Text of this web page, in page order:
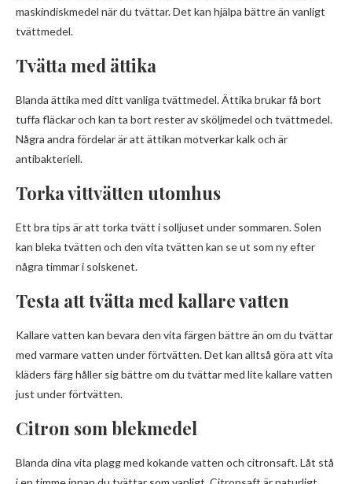
maskindiskmedel när du tvättar. Det kan hjälpa bättre än vanligt
tvättmedel.
Tvätta med ättika
Blanda ättika med ditt vanliga tvättmedel. Ättika brukar få bort
tuffa fläckar och kan ta bort rester av sköljmedel och tvättmedel.
Några andra fördelar är att ättikan motverkar kalk och är
antibakteriell.
Torka vittvätten utomhus
Ett bra tips är att torka tvätt i solljuset under sommaren. Solen
kan bleka tvätten och den vita tvätten kan se ut som ny efter
några timmar i solskenet.
Testa att tvätta med kallare vatten
Kallare vatten kan bevara den vita färgen bättre än om du tvättar
med varmare vatten under förtvätten. Det kan alltså göra att vita
kläders färg håller sig bättre om du tvättar med lite kallare vatten
just under förtvätten.
Citron som blekmedel
Blanda dina vita plagg med kokande vatten och citronsaft. Låt stå